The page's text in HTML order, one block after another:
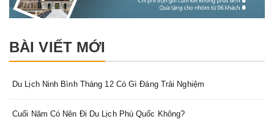
BÀI VIẾT MỚI
Du Lịch Ninh Bình Tháng 12 Có Gì Đáng Trải Nghiệm
Cuối Năm Có Nên Đi Du Lịch Phú Quốc Không?